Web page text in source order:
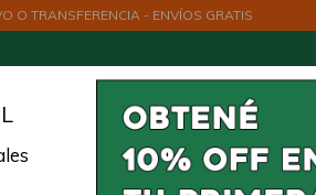
O TRANSFERENCIA - ENVÍOS GRATIS